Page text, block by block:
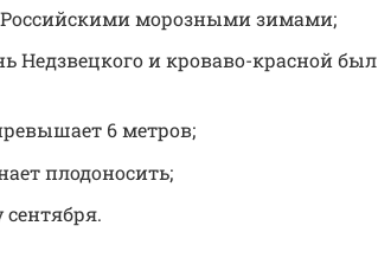
морозными зимами;
Недзвецкого и кроваво-красной был
6 метров;
плодоносить;